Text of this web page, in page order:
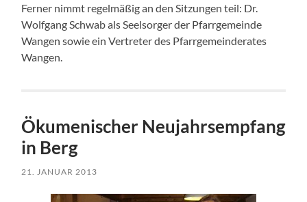
Ferner nimmt regelmäßig an den Sitzungen teil: Dr.
Wolfgang Schwab als Seelsorger der Pfarrgemeinde
Wangen sowie ein Vertreter des Pfarrgemeinderates
Wangen.
Ökumenischer Neujahrsempfang
in Berg
21. JANUAR 2013